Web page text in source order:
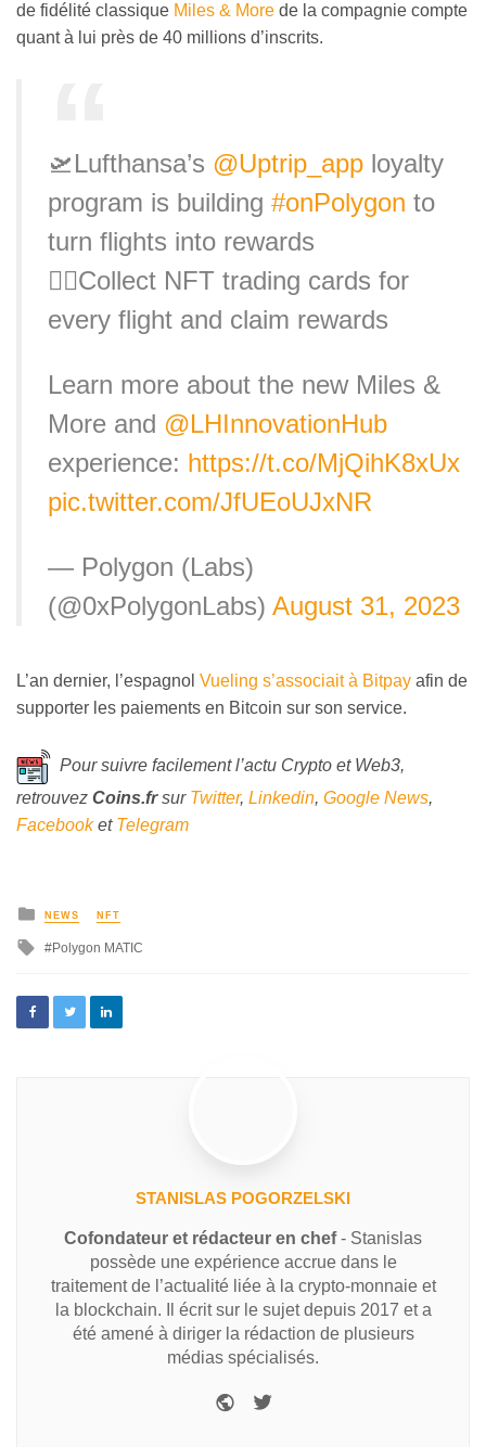
de fidélité classique Miles & More de la compagnie compte
quant à lui près de 40 millions d’inscrits.
🛫Lufthansa’s @Uptrip_app loyalty
program is building #onPolygon to
turn flights into rewards
👉🏽Collect NFT trading cards for
every flight and claim rewards
Learn more about the new Miles &
More and @LHInnovationHub
experience: https://t.co/MjQihK8xUx
pic.twitter.com/JfUEoUJxNR
— Polygon (Labs)
(@0xPolygonLabs) August 31, 2023
L’an dernier, l’espagnol Vueling s’associait à Bitpay afin de
supporter les paiements en Bitcoin sur son service.
Pour suivre facilement l’actu Crypto et Web3,
retrouvez Coins.frsur Twitter, Linkedin, Google News,
Facebooket Telegram
NEWS NFT
Polygon MATIC
STANISLAS POGORZELSKI
Cofondateur et rédacteur en chef- Stanislas
possède une expérience accrue dans le
traitement de l’actualité liée à la crypto-monnaie et
la blockchain. Il écrit sur le sujet depuis 2017 et a
été amené à diriger la rédaction de plusieurs
médias spécialisés.